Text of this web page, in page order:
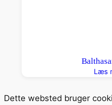
Læs
Dette websted bruger